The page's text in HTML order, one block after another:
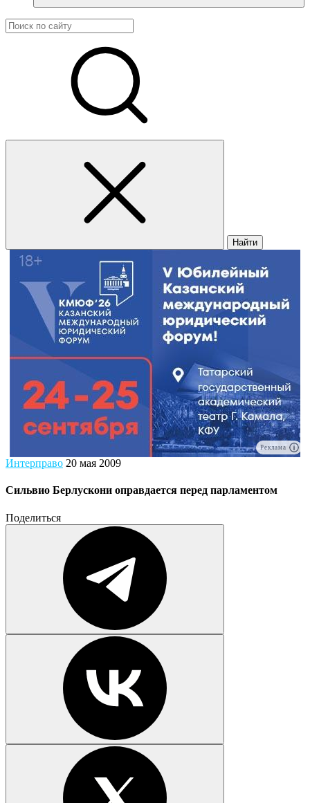
Найти
Реклама
Интерправо 20 мая 2009
Сильвио Берлускони оправдается перед парламентом
Поделиться